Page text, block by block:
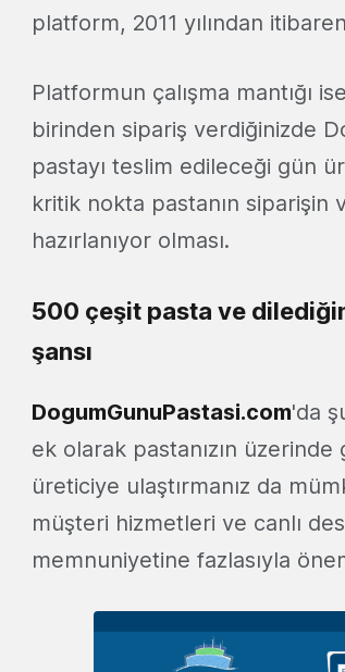
platform, 2011 yılından
Platformun çalışma mantığı
birinden sipariş verdiğinizde
pastayı teslim edileceği gün
kritik nokta pastanın
hazırlanıyor olması.
500 çeşit pasta ve
şansı
DogumGunuPastasi.com'da
ek olarak pastanızın
üreticiye ulaştırmanız da
müşteri hizmetleri ve canlı
memnuniyetine fazlasıyla